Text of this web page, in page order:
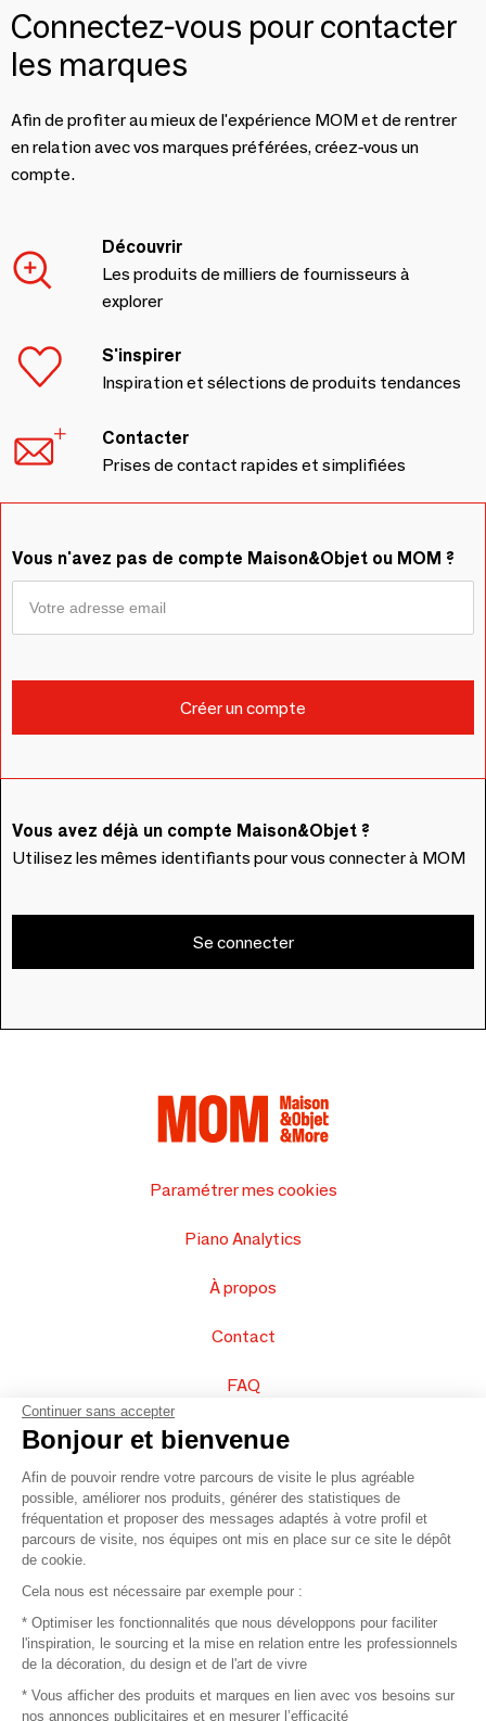
Connectez-vous pour contacter
les marques
Afin de profiter au mieux de l'expérience MOM et de rentrer
en relation avec vos marques préférées, créez-vous un
compte.
Découvrir
Les produits de milliers de fournisseurs à
explorer
S'inspirer
Inspiration et sélections de produits tendances
Contacter
Prises de contact rapides et simplifiées
Vous n'avez pas de compte Maison&Objet ou MOM ?
Vous avez déjà un compte Maison&Objet ?
Utilisez les mêmes identifiants pour vous connecter à MOM
Se connecter
Paramétrer mes cookies
Piano Analytics
À propos
Contact
FAQ
Vendez vos produits
Plan du site
© 2016 –Organisation SAFI
Recrutement
Continuer sans accepter
Bonjour et bienvenue
Afin de pouvoir rendre votre parcours de visite le plus agréable
possible, améliorer nos produits, générer des statistiques de
fréquentation et proposer des messages adaptés à votre profil et
parcours de visite, nos équipes ont mis en place sur ce site le dépôt
de cookie.
Cela nous est nécessaire par exemple pour :
* Optimiser les fonctionnalités que nous développons pour faciliter
l'inspiration, le sourcing et la mise en relation entre les professionnels
de la décoration, du design et de l'art de vivre
* Vous afficher des produits et marques en lien avec vos besoins sur
nos annonces publicitaires et en mesurer l’efficacité